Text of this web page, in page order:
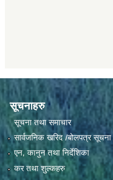
सूचनाहरु
सूचना तथा समाचार
सार्वजनिक खरिद /बोलपत्र सूचना
एन, कानुन तथा निर्देशिका
कर तथा शुल्कहरु